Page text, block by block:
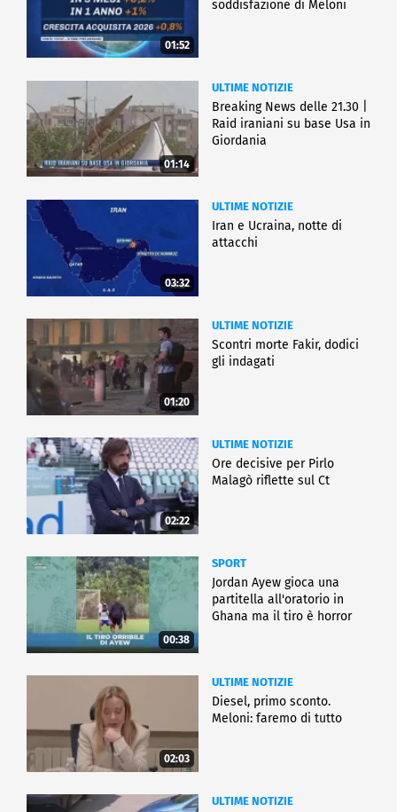
01:52
soddisfazione di Meloni
01:14
ULTIME NOTIZIE
Breaking News delle 21.30 |
Raid iraniani su base Usa in
Giordania
03:32
ULTIME NOTIZIE
Iran e Ucraina, notte di
attacchi
01:20
ULTIME NOTIZIE
Scontri morte Fakir, dodici
gli indagati
02:22
ULTIME NOTIZIE
Ore decisive per Pirlo
Malagò riflette sul Ct
00:38
SPORT
Jordan Ayew gioca una
partitella all'oratorio in
Ghana ma il tiro è horror
02:03
ULTIME NOTIZIE
Diesel, primo sconto.
Meloni: faremo di tutto
ULTIME NOTIZIE